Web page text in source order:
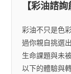
【彩油諮
彩油不只是色
過你親自挑選
生命課題與未
以下的體驗與